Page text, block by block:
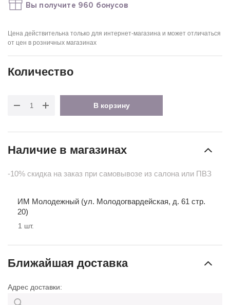
Вы получите 960 бонусов
Цена действительна только для интернет-магазина и может отличаться
от цен в розничных магазинах
Количество
В корзину
Наличие в магазинах
-10% скидка на заказ при самовывозе из салона или ПВЗ
ИМ Молодежный (ул. Молодогвардейская, д. 61 стр.
20)
1 шт.
Ближайшая доставка
Адрес доставки: